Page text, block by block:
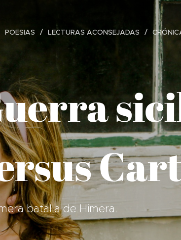
POESIAS LECTURAS ACONSEJADAS
batalla de Himera.